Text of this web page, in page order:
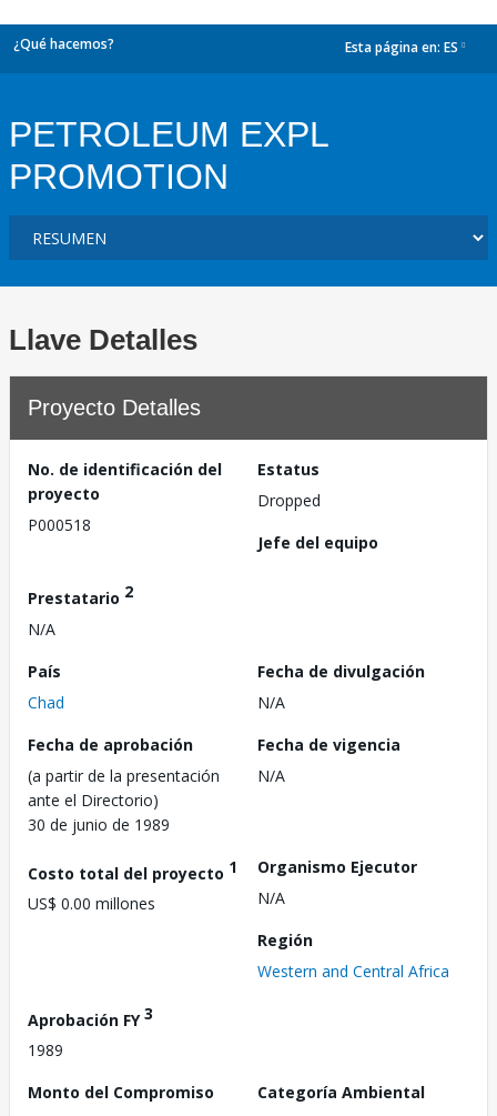
¿Qué hacemos? Esta página en: ES
PETROLEUM EXPL
PROMOTION
Llave Detalles
Proyecto Detalles
No. de identificación del
proyecto
P000518
Estatus
Dropped
Jefe del equipo
Prestatario 2
N/A
País
Chad
Fecha de divulgación
N/A
Fecha de aprobación
(a partir de la presentación
ante el Directorio)
30 de junio de 1989
Fecha de vigencia
N/A
Costo total del proyecto 1
US$ 0.00 millones
Organismo Ejecutor
N/A
Región
Western and Central Africa
Aprobación FY3
1989
Monto del Compromiso
Categoría Ambiental